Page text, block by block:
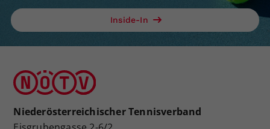
Inside-In
Niederösterreichischer Tennisverband